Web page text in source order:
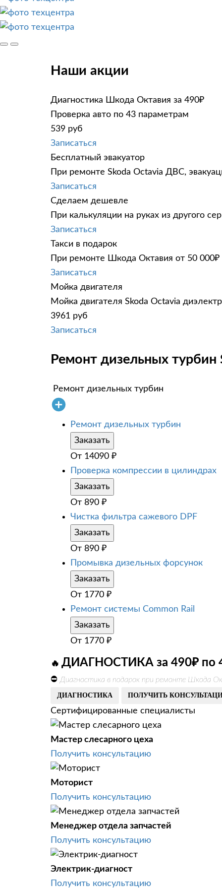
Наши акции
Диагностика Шкода Октавия за 490₽
Проверка авто по 43 параметрам
539 руб
Записаться
Бесплатный эвакуатор
При ремонте Skoda Octavia ДВС,
Записаться
Сделаем дешевле
При калькуляции на руках из другого
Записаться
Такси в подарок
При ремонте Шкода Октавия от 50
Записаться
Мойка двигателя
Мойка двигателя Skoda Octavia
3961 руб
Записаться
Ремонт дизельных турбин
Ремонт дизельных турбин
Ремонт дизельных турбин
Заказать
От 14090 ₽
Проверка компрессии в цилиндрах
Заказать
От 890 ₽
Чистка фильтра сажевого DPF
Заказать
От 890 ₽
Промывка дизельных форсунок
Заказать
От 1770 ₽
Ремонт системы Common Rail
Заказать
От 1770 ₽
🔥 ДИАГНОСТИКА за 490₽ по
⛔ Диагностика в подарок при ремонте Шкода
ДИАГНОСТИКА ПОЛУЧИТЬ
Сертифицированные специалисты
Мастер слесарного цеха
Получить консультацию
Моторист
Получить консультацию
Менеджер отдела запчастей
Получить консультацию
Электрик-диагност
Получить консультацию